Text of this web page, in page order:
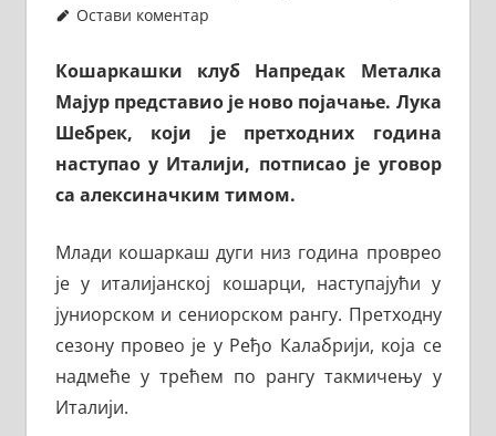
Остави коментар
Кошаркашки клуб Напредак Металка
Мајур представио је ново појачање. Лука
Шебрек, који је претходних година
наступао у Италији, потписао је уговор
са алексиначким тимом.
Млади кошаркаш дуги низ година проврео
је у италијанској кошарци, наступајући у
јуниорском и сениорском рангу. Претходну
сезону провео је у Ређо Калабрији, која се
надмеће у трећем по рангу такмичењу у
Италији.